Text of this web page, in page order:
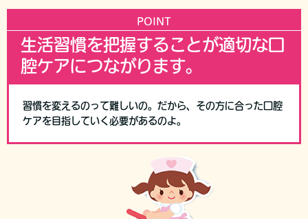
POINT
生活習慣を把握することが適切な口
腔ケアにつながります。
習慣を変えるのって難しいの。だから、その方に合った口腔
ケアを目指していく必要があるのよ。